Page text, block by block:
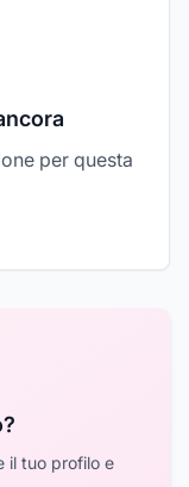
per questa
il tuo profilo e